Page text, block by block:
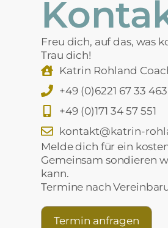
Freu dich, auf das, was
Trau dich!
Katrin Rohland
+49 (0)6221 67 33 463
+49 (0)171 34 57 551
kontakt@katrin-
Melde dich für ein
Gemeinsam sondieren
kann.
Termine nach
Termin anfragen